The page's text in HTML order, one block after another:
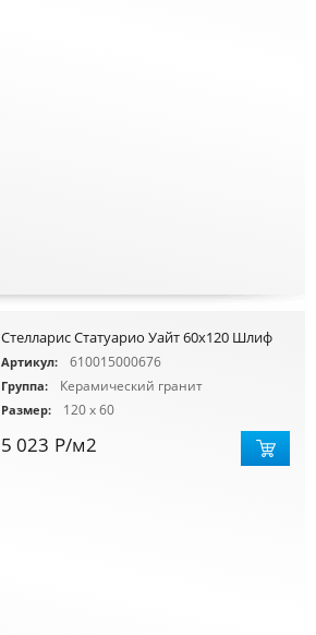
Стелларис Статуарио Уайт 60х120 Шлиф
Артикул: 610015000676
Группа: Керамический гранит
Размер: 120 x 60
5 023 Р/м2